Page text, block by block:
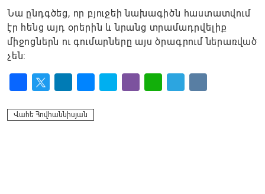
Նա ընդգծեց, որ բյուջեի նախագիծն հաստատվում
էր հենց այդ օրերին և նրանց տրամադրվելիք
միջոցներն ու գումարները այս ծրագրում ներառված
չեն։
Վահե Հովհաննիսյան